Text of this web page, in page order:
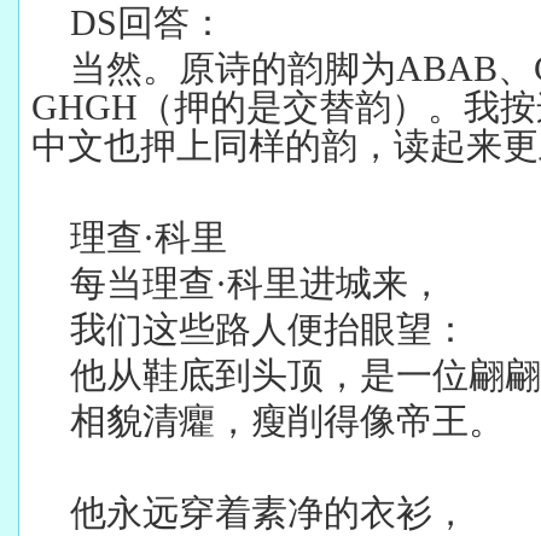
DS回答：
当然。原诗的韵脚为ABAB、
GHGH（押的是交替韵）。我
中文也押上同样的韵，读起来
理查·科里
每当理查·科里进城来，
我们这些路人便抬眼望：
他从鞋底到头顶，是一位翩
相貌清癯，瘦削得像帝王。
他永远穿着素净的衣衫，